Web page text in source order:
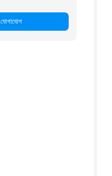
যোগাযোগ